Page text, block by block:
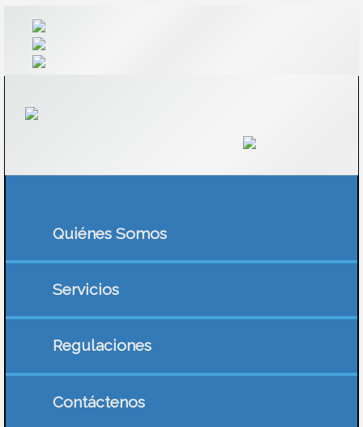
Quiénes Somos
Servicios
Regulaciones
Contáctenos